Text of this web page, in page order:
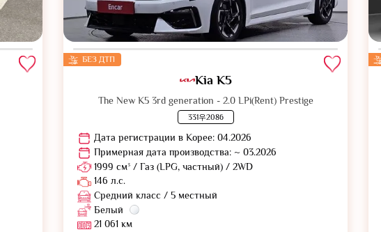
БЕЗ ДТП
Kia K5
The New K5 3rd generation - 2.0 LPi(Rent) Prestige
331우2086
Дата регистрации в Корее: 04.2026
Примерная дата производства: ~ 03.2026
1999 см³ / Газ (LPG, частный) / 2WD
146 л.с.
Средний класс / 5 местный
Белый
21 061 км